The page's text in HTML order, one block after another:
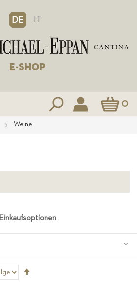
DE IT
E-SHOP
Mein 0
Weine
Einkaufsoptionen